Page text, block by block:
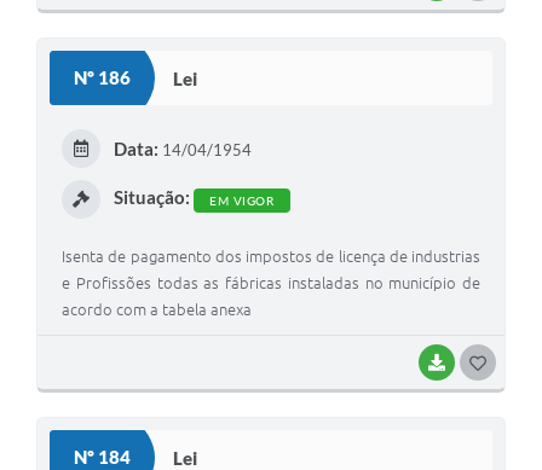
Nº 186 Lei
BAIXAR
Data: 14/04/1954
Situação: EM VIGOR
Isenta de pagamento dos impostos de licença de industrias
e Profissões todas as fábricas instaladas no município de
acordo com a tabela anexa
Nº 184 Lei